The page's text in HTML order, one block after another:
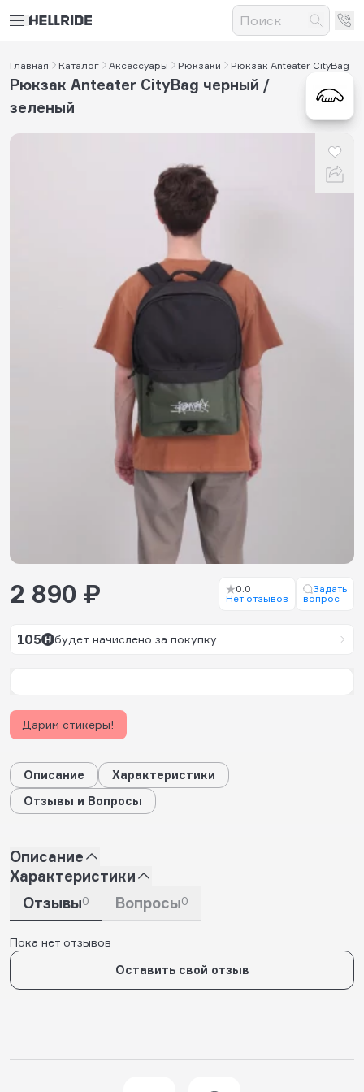
Главная Каталог Аксессуары Рюкзаки Рюкзак Anteater CityBag
Рюкзак Anteater CityBag черный /
зеленый
2 890 ₽
0.0
Нет отзывов
Задать
вопрос
105 будет начислено за покупку
Дарим стикеры!
Описание
Характеристики
Отзывы и Вопросы
Описание
Характеристики
Отзывы0 Вопросы0
Пока нет отзывов
Оставить свой отзыв